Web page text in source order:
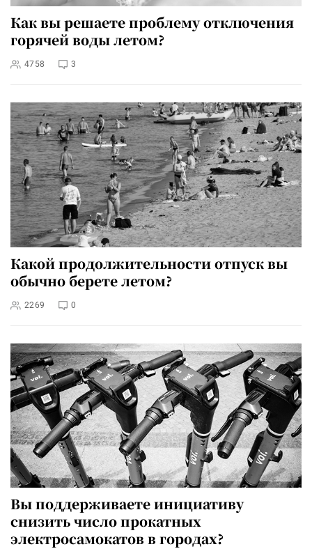
Как вы решаете проблему отключения
горячей воды летом?
4758 3
Какой продолжительности отпуск вы
обычно берете летом?
2269 0
Вы поддерживаете инициативу
снизить число прокатных
электросамокатов в городах?